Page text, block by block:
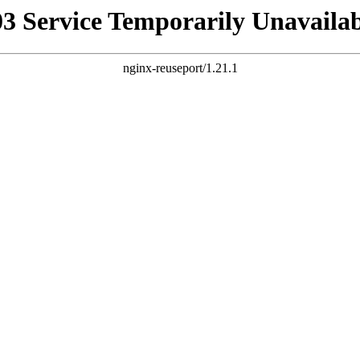
Service Temporarily
nginx-reuseport/1.21.1